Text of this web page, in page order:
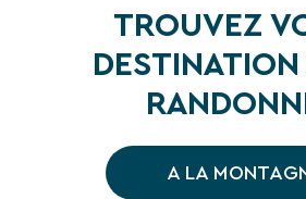
TROUVEZ
A LA
désinscrire